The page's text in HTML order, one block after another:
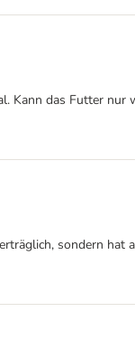
Kann das Futter
sondern hat